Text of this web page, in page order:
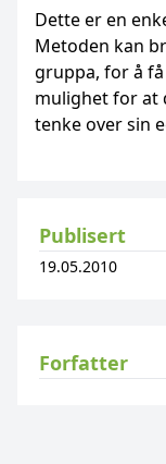
Dette er en
Metoden kan
gruppa, for å
mulighet for at
tenke over sin
Publisert
19.05.2010
Forfatter